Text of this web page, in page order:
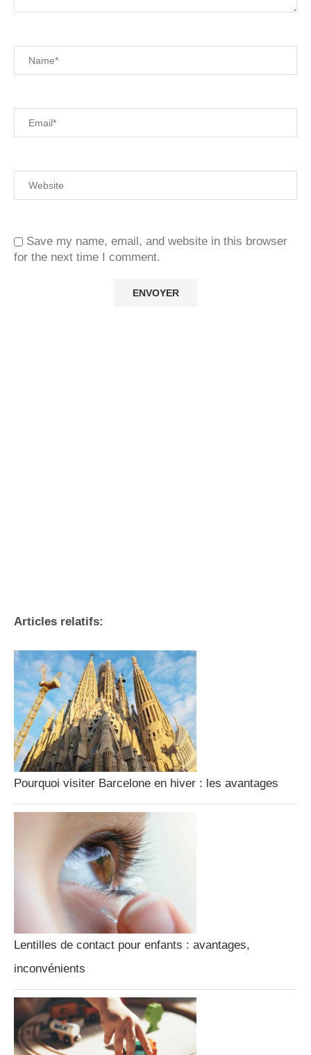
Save my name, email, and website in this browser
for the next time I comment.
Articles relatifs:
Pourquoi visiter Barcelone en hiver : les avantages
Lentilles de contact pour enfants : avantages,
inconvénients